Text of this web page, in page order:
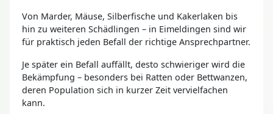
Von Marder, Mäuse, Silberfische und Kakerlaken bis
hin zu weiteren Schädlingen – in Eimeldingen sind wir
für praktisch jeden Befall der richtige Ansprechpartner.
Je später ein Befall auffällt, desto schwieriger wird die
Bekämpfung – besonders bei Ratten oder Bettwanzen,
deren Population sich in kurzer Zeit vervielfachen
kann.